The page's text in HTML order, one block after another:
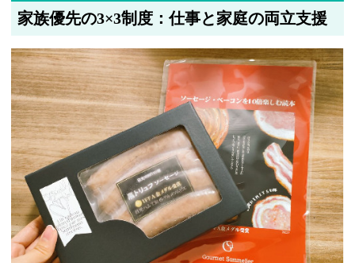
家族優先の3×3制度：仕事と家庭の両立支援